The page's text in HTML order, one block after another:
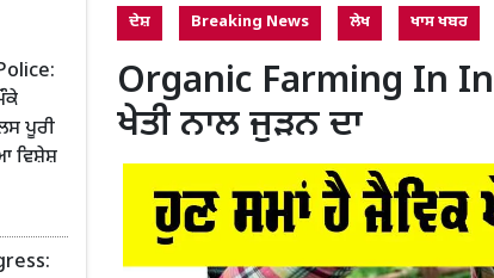
ਪੂਰੀ
ਵਿਸ਼ੇਸ਼
ਦੇਸ਼ Breaking News ਲੇਖ ਖਾਸ ਖਬਰ
Organic Farming In
ਖੇਤੀ ਨਾਲ ਜੁੜਨ ਦਾ